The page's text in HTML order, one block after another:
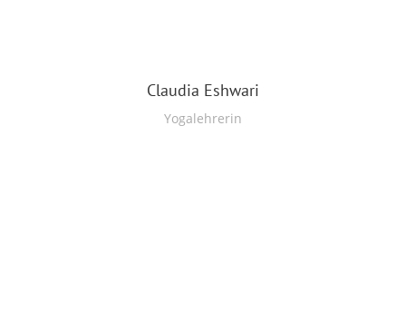
Claudia Eshwari
Yogalehrerin